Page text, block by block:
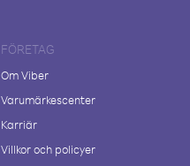
FÖRETAG
Om Viber
Varumärkescenter
Karriär
Villkor och policyer